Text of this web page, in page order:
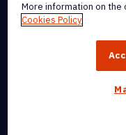
marques commerciales
More information on the
Cookies Policy